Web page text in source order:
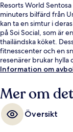
Resorts World
minuters bilfärd från
kan ta en simtur i
på Soi Social, som är
thailändska köket.
fitnesscenter och en
resenärer brukar hylla
Information om
Mer om
Översikt